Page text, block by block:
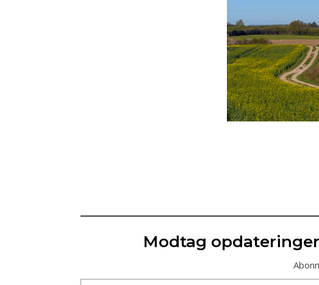
Modtag
Type your email…